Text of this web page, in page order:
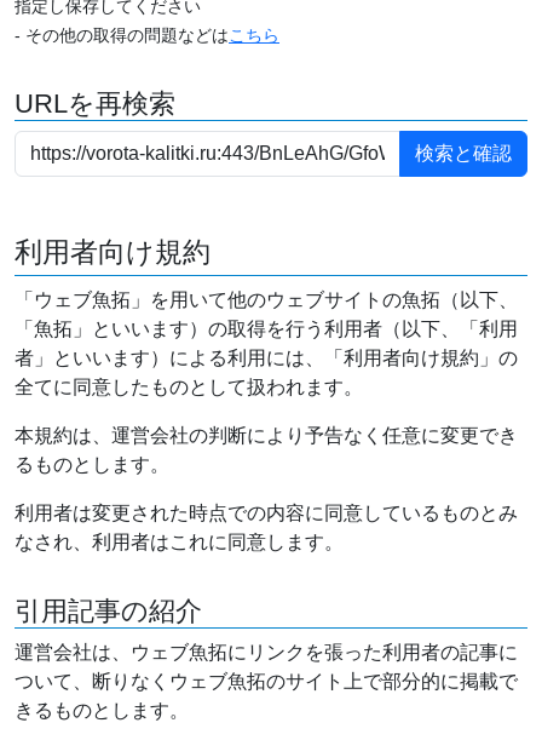
指定し保存してください
- その他の取得の問題などはこちら
URLを再検索
利用者向け規約
「ウェブ魚拓」を用いて他のウェブサイトの魚拓（以下、
「魚拓」といいます）の取得を行う利用者（以下、「利用
者」といいます）による利用には、「利用者向け規約」の
全てに同意したものとして扱われます。
本規約は、運営会社の判断により予告なく任意に変更でき
るものとします。
利用者は変更された時点での内容に同意しているものとみ
なされ、利用者はこれに同意します。
引用記事の紹介
運営会社は、ウェブ魚拓にリンクを張った利用者の記事に
ついて、断りなくウェブ魚拓のサイト上で部分的に掲載で
きるものとします。